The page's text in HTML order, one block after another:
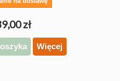
zł
Więcej